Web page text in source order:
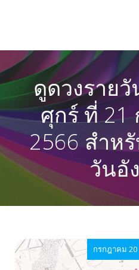
ดูดวงราย
ศุกร์ ที่ 21
2566 สำห
วันอั
กรกฎาคม 20